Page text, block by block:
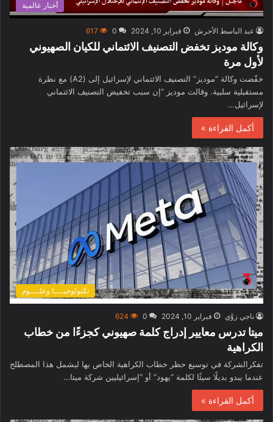
أخبار عالمية
عبد الباسط الأحرش فبراير 10, 2024 0
617
وكالة موديز تخفض التصنيف الائتماني للكيان الصهيوني
لأول مرة
خفّضت وكالة “موديز” التصنيف الائتماني لإسرائيل إلى (A2) مع نظرة
مستقبلية سلبية. وقالت موديز “إن سبب تخفيض التصنيف الائتماني
لإسرائيل…
أكمل القراءة »
تكنولوجيــــا وعلــــوم
ناجي زوَّي فبراير 10, 2024 0
624
ميتا تدرس معايير إدراج كلمة صهيوني كجزءًا من خطاب
الكراهية
تفكرالشركة في توسيع حظر خطاب الكراهية الخاص بها ليشمل هذا المصطلح
عندما يبدو بديلًا سيئًا لكلمة “يهود” أو “إسرائيليين شركة ميتا…
أكمل القراءة »